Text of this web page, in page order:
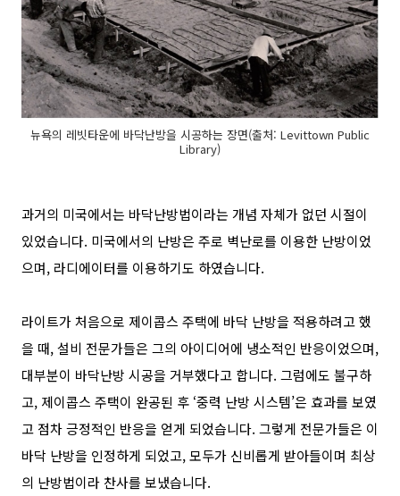
뉴욕의 레빗타운에 바닥난방을 시공하는 장면(출처: Levittown Public
Library)
과거의 미국에서는 바닥난방법이라는 개념 자체가 없던 시절이
있었습니다. 미국에서의 난방은 주로 벽난로를 이용한 난방이었
으며, 라디에이터를 이용하기도 하였습니다.
라이트가 처음으로 제이콥스 주택에 바닥 난방을 적용하려고 했
을 때, 설비 전문가들은 그의 아이디어에 냉소적인 반응이었으며,
대부분이 바닥난방 시공을 거부했다고 합니다. 그럼에도 불구하
고, 제이콥스 주택이 완공된 후 ‘중력 난방 시스템’은 효과를 보였
고 점차 긍정적인 반응을 얻게 되었습니다. 그렇게 전문가들은 이
바닥 난방을 인정하게 되었고, 모두가 신비롭게 받아들이며 최상
의 난방법이라 찬사를 보냈습니다.